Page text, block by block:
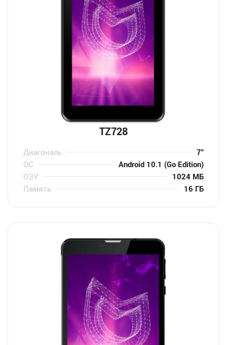
TZ728
Диагональ
7″
ОС
Android 10.1 (Go Edition)
ОЗУ
1024 МБ
Память
16 ГБ